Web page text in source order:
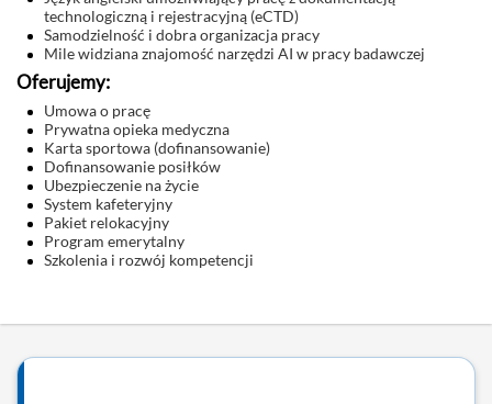
technologiczną i rejestracyjną (eCTD)
Samodzielność i dobra organizacja pracy
Mile widziana znajomość narzędzi AI w pracy badawczej
Oferujemy:
Umowa o pracę
Prywatna opieka medyczna
Karta sportowa (dofinansowanie)
Dofinansowanie posiłków
Ubezpieczenie na życie
System kafeteryjny
Pakiet relokacyjny
Program emerytalny
Szkolenia i rozwój kompetencji